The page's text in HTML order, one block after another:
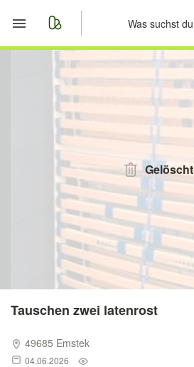
Start
Merkliste
Nachrichten
Anzeige aufgebenGelöscht
Tauschen zwei latenrost
49685 Emstek
04.06.2026